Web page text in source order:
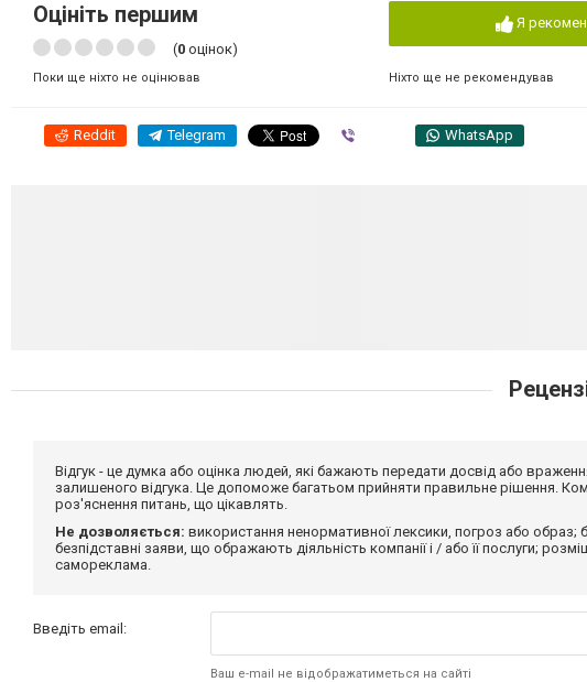
Оцініть першим
(0 оцінок)
Поки ще ніхто не оцінював
Я
Ніхто ще не рекомендував
Reddit Telegram WhatsApp
Відгук - це думка або оцінка людей, які бажають передати досвід або
залишеного відгука. Це допоможе багатьом прийняти правильне рішення.
роз'яснення питань, що цікавлять.
Не дозволяється: використання ненормативної лексики, погроз або
безпідставні заяви, що ображають діяльність компанії і / або її послуги;
самореклама.
Введіть email:
Ваш e-mail не відображатиметься на сайті